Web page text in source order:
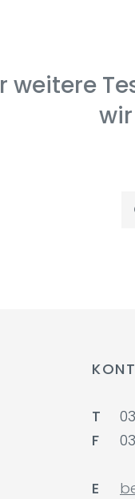
weitere
T
F
E